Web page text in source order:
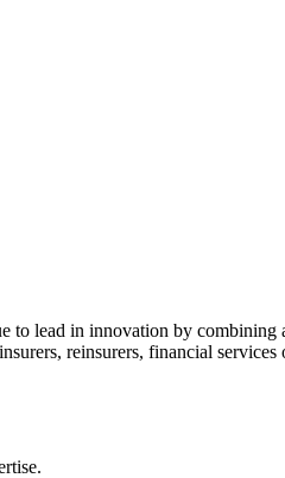
to lead in innovation by combining
reinsurers, financial